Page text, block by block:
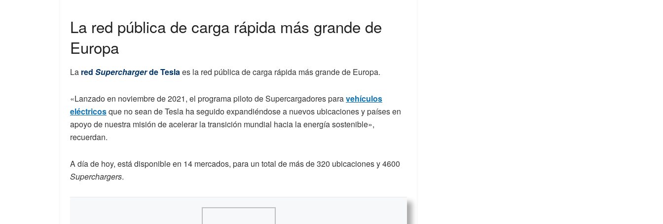
La red pública de carga rápida más grande de
Europa
La red Superchargerde Teslaes la red pública de carga rápida más grande de Europa.
«Lanzado en noviembre de 2021, el programa piloto de Supercargadores paravehículos
eléctricosque no sean de Tesla ha seguido expandiéndose a nuevos ubicaciones y países en
apoyo de nuestra misión de acelerar la transición mundial hacia la energía sostenible»,
recuerdan.
A día de hoy, está disponible en 14 mercados, para un total de más de 320 ubicaciones y 4600
Superchargers.